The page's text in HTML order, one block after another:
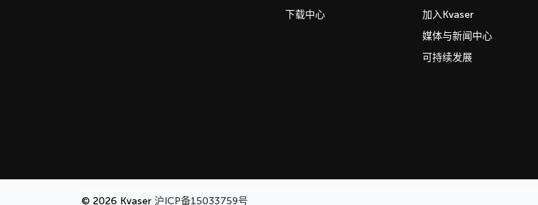
下载中心
加入Kvaser
媒体与新闻中心
可持续发展
© 2026 Kvaser 沪ICP备15033759号